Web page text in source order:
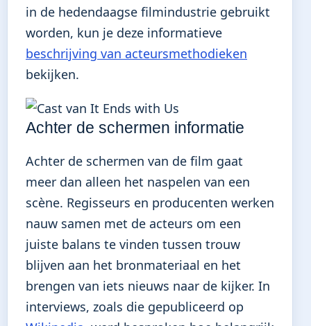
in de hedendaagse filmindustrie gebruikt
worden, kun je deze informatieve
beschrijving van acteursmethodieken
bekijken.
Achter de schermen informatie
Achter de schermen van de film gaat
meer dan alleen het naspelen van een
scène. Regisseurs en producenten werken
nauw samen met de acteurs om een
juiste balans te vinden tussen trouw
blijven aan het bronmateriaal en het
brengen van iets nieuws naar de kijker. In
interviews, zoals die gepubliceerd op